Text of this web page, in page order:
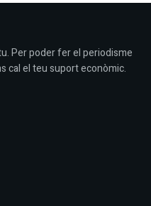
Per poder fer el periodisme
cal el teu suport econòmic.